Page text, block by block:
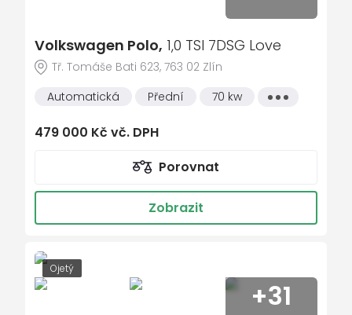
El. sklopná zrcátka
Sun set
Bluetooth
lane assist - asistent kontroly jízdy v
LED hlavní světlomety
ALU kola
Volkswagen Polo, 1,0 TSI 7DSG Love
Tř. Tomáše Bati 623, 763 02 Zlín
Automatická
Přední 70 kw
Všechny
479 000 Kč vč. DPH
Porovnat
Zobrazit
Ojetý
+31